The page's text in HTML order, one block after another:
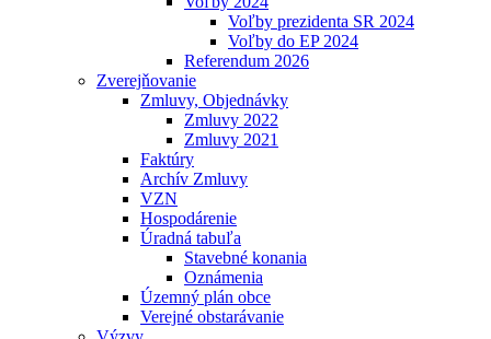
Voľby prezidenta SR 2024
Voľby do EP 2024
Referendum 2026
Zverejňovanie
Zmluvy, Objednávky
Zmluvy 2022
Zmluvy 2021
Faktúry
Archív Zmluvy
VZN
Hospodárenie
Úradná tabuľa
Stavebné konania
Oznámenia
Územný plán obce
Verejné obstarávanie